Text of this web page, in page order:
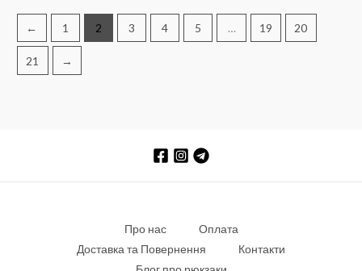
← 1 2 3 4 5 … 19 20
21 →
Про нас
Оплата
Доставка та Повернення
Контакти